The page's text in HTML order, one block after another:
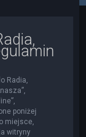
Radia,
poniżej
miejsce,
witryny